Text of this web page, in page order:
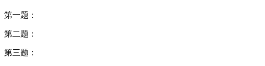
第一题：
第二题：
第三题：